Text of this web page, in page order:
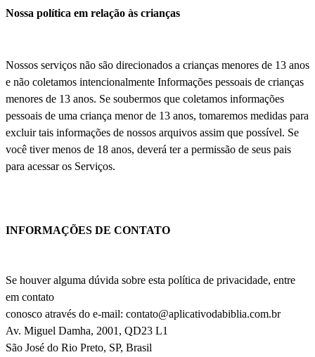
Nossa política em relação às crianças
Nossos serviços não são direcionados a crianças menores de 13 anos
e não coletamos intencionalmente Informações pessoais de crianças
menores de 13 anos. Se soubermos que coletamos informações
pessoais de uma criança menor de 13 anos, tomaremos medidas para
excluir tais informações de nossos arquivos assim que possível. Se
você tiver menos de 18 anos, deverá ter a permissão de seus pais
para acessar os Serviços.
INFORMAÇÕES DE CONTATO
Se houver alguma dúvida sobre esta política de privacidade, entre
em contato
conosco através do e-mail: contato@aplicativodabiblia.com.br
Av. Miguel Damha, 2001, QD23 L1
São José do Rio Preto, SP, Brasil